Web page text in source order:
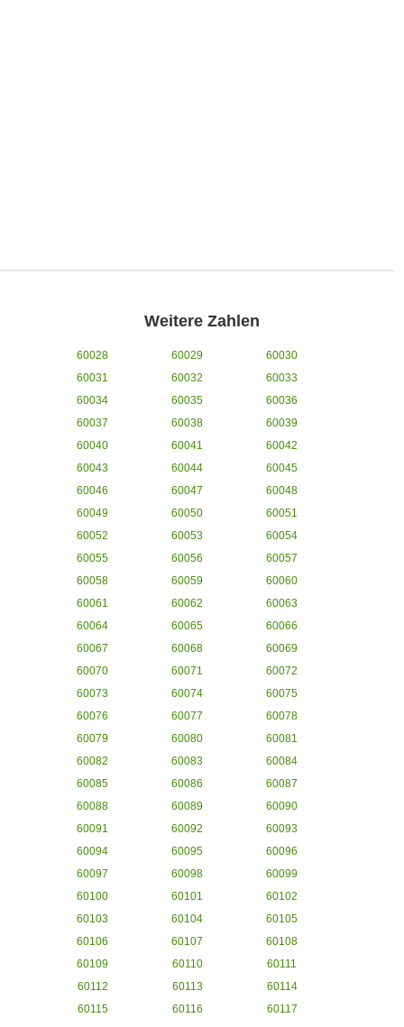
Weitere Zahlen
60028 60029
60030
60031
60032
60033
60034
60035
60036
60037
60038
60039
60040
60041
60042
60043
60044
60045
60046
60047
60048
60049
60050
60051
60052
60053
60054
60055
60056
60057
60058
60059
60060
60061
60062
60063
60064
60065
60066
60067
60068
60069
60070
60071
60072
60073
60074
60075
60076
60077
60078
60079
60080
60081
60082
60083
60084
60085
60086
60087
60088
60089
60090
60091
60092
60093
60094
60095
60096
60097
60098
60099
60100
60101
60102
60103
60104
60105
60106
60107
60108
60109
60110
60111
60112
60113
60114
60115
60116
60117